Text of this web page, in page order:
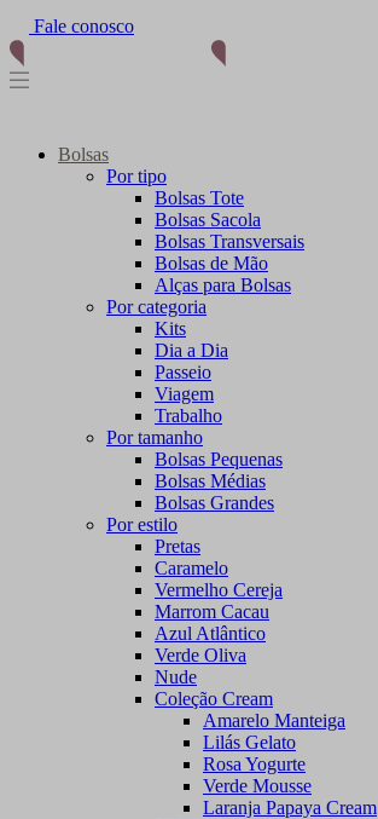
(11) 96012-2976
Fale conosco
Bolsas
Por tipo
Bolsas Tote
Bolsas Sacola
Bolsas Transversais
Bolsas de Mão
Alças para Bolsas
Por categoria
Kits
Dia a Dia
Passeio
Viagem
Trabalho
Por tamanho
Bolsas Pequenas
Bolsas Médias
Bolsas Grandes
Por estilo
Pretas
Caramelo
Vermelho Cereja
Marrom Cacau
Azul Atlântico
Verde Oliva
Nude
Coleção Cream
Amarelo Manteiga
Lilás Gelato
Rosa Yogurte
Verde Mousse
Laranja Papaya Cream